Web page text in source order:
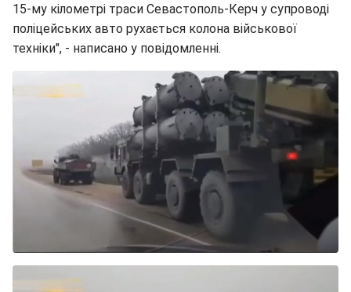
15-му кілометрі траси Севастополь-Керч у супроводі
поліцейських авто рухається колона військової
техніки", - написано у повідомленні.